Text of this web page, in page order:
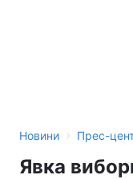
Новини › Прес-
Явка